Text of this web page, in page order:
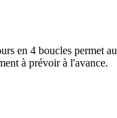
en 4 boucles permet
à prévoir à l'avance.